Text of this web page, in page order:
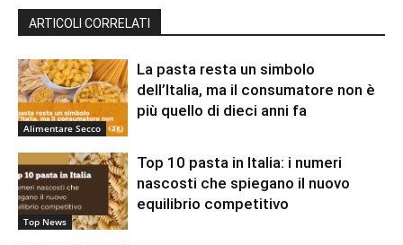
ARTICOLI CORRELATI
Alimentare Secco
La pasta resta un simbolo
dell’Italia, ma il consumatore non è
più quello di dieci anni fa
Top News
Top 10 pasta in Italia: i numeri
nascosti che spiegano il nuovo
equilibrio competitivo